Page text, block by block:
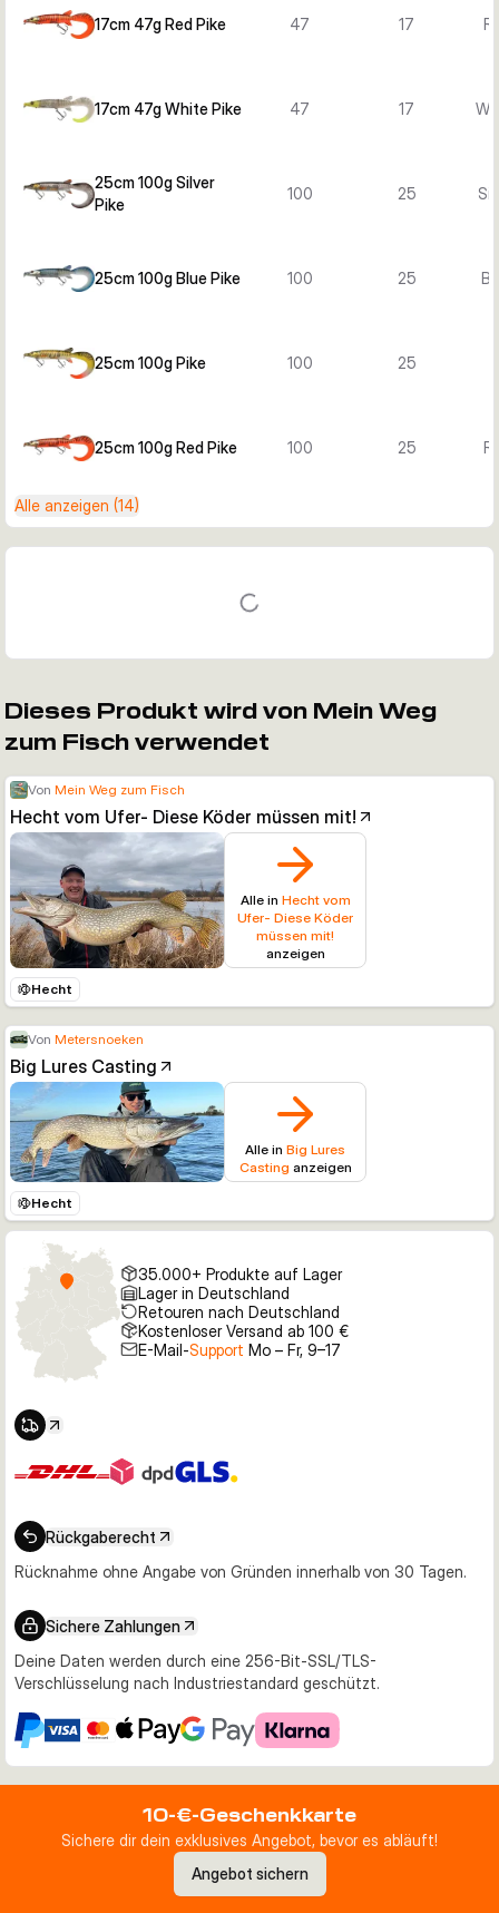
17cm 47g Red Pike 47 17
17cm 47g White Pike 47 17
25cm 100g Silver
Pike
100 25
25cm 100g Blue Pike 100 25
25cm 100g Pike 100 25
25cm 100g Red Pike 100 25
Alle anzeigen (14)
Dieses Produkt wird von Mein Weg
zum Fisch verwendet
Von Mein Weg zum Fisch
Hecht vom Ufer- Diese Köder müssen mit!
Alle in Hecht vom
Ufer- Diese Köder
müssen mit!
anzeigen
Hecht
Von Metersnoeken
Big Lures Casting
Alle in Big Lures
Casting anzeigen
Hecht
35.000+ Produkte auf Lager
Lager in Deutschland
Retouren nach Deutschland
Kostenloser Versand ab 100 €
E-Mail-Support Mo – Fr, 9–17
Rückgaberecht
Rücknahme ohne Angabe von Gründen innerhalb von 30 Tagen.
Sichere Zahlungen
Deine Daten werden durch eine 256-Bit-SSL/TLS-
Verschlüsselung nach Industriestandard geschützt.
10-€-Geschenkkarte
Sichere dir dein exklusives Angebot, bevor es abläuft!
Angebot sichern